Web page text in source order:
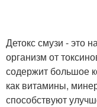
Детокс смузи - это
организм от
содержит большое
как витамины,
способствуют